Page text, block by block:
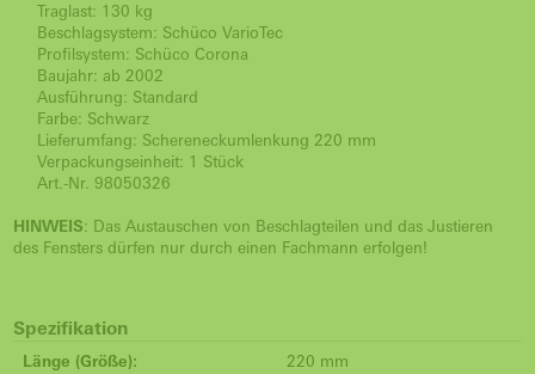
Traglast: 130 kg
Beschlagsystem: Schüco VarioTec
Profilsystem: Schüco Corona
Baujahr: ab 2002
Ausführung: Standard
Farbe: Schwarz
Lieferumfang: Schereneckumlenkung 220 mm
Verpackungseinheit: 1 Stück
Art.-Nr. 98050326
HINWEIS: Das Austauschen von Beschlagteilen und das Justieren
des Fensters dürfen nur durch einen Fachmann erfolgen!
Spezifikation
Länge (Größe): 220 mm